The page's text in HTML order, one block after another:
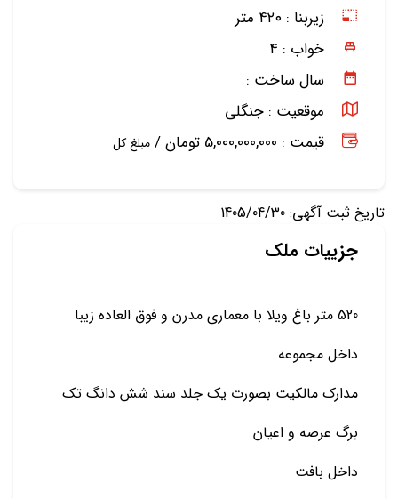
زیربنا : ۴۲۰ متر
خواب : ۴
سال ساخت :
موقعیت : جنگلی
قیمت : 5,000,000,000 تومان /
مبلغ کل
تاریخ ثبت آگهی: 1405/04/30
جزییات ملک
520 متر باغ ویلا با معماری مدرن و فوق العاده زیبا
داخل مجموعه
مدارک مالکیت بصورت یک جلد سند شش دانگ تک
برگ عرصه و اعیان
داخل بافت